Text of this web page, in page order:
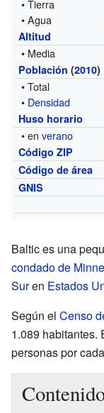
• Tierra
• Agua
Altitud
• Media
Población (2010)
• Total
• Densidad
Huso horario
• enverano
Código ZIP
Código de área
GNIS
Baltic es una
condado de
Suren Estados
Según el Censo
1.089 habitantes.
personas por